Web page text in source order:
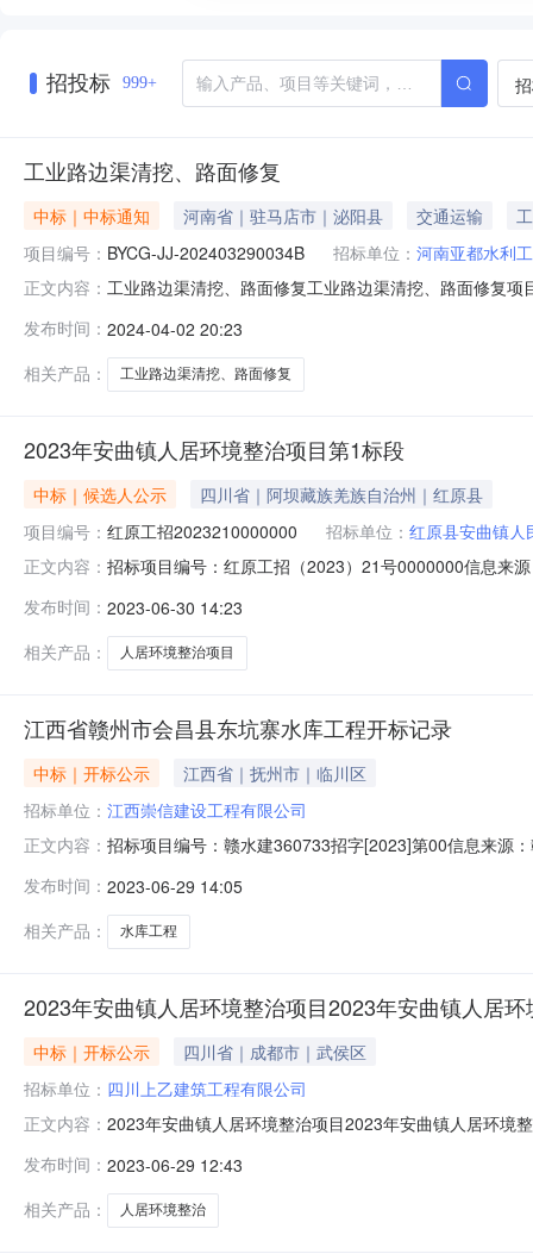
招投标 999+
工业路边渠清挖、路面修复
中标｜中标通知 河南省｜驻马店市｜泌阳县 交通运输
项目编号： BYCG-JJ-202403290034B 招标单位： 河南亚都水利
正文内容： 工业路边渠清挖、路面修复工业路边渠清挖、路面修复
0108:41:33报价开始时间（北京时间）：2024-04-
发布时间： 2024-04-02 20:23
相关产品：
工业路边渠清挖、路面修复
2023年安曲镇人居环境整治项目第1标段
中标｜候选人公示
四川省｜阿坝藏族羌族自治州｜红原县
项目编号： 红原工招2023210000000 招标单位： 红原县安曲镇人
正文内容： 招标项目编号：红原工招（2023）21号0000000信息来
采购电子交易系统3.阿坝州国有产权和土地矿权电子交
发布时间： 2023-06-30 14:23
相关产品：
人居环境整治项目
江西省赣州市会昌县东坑寨水库工程开标记录
中标｜开标公示
江西省｜抚州市｜临川区
招标单位： 江西崇信建设工程有限公司
正文内容： 招标项目编号：赣水建360733招字[2023]第00信息来源
求:;保证金金额:0.00元,投标文件递交时间:未上传,投标人
发布时间： 2023-06-29 14:05
相关产品：
水库工程
2023年安曲镇人居环境整治项目2023年安曲镇人居
中标｜开标公示
四川省｜成都市｜武侯区
招标单位： 四川上乙建筑工程有限公司
正文内容： 2023年安曲镇人居环境整治项目2023年安曲镇人居环境
期）：180。投标人名称：四川山岩翔土建设工程有限
发布时间： 2023-06-29 12:43
相关产品：
人居环境整治